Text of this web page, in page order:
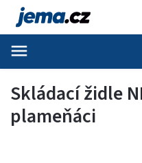
Skládací židle
plameňáci